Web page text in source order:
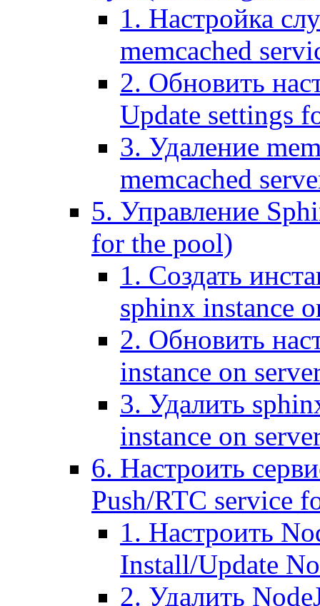
1. Настройка
memcached
2. Обновить
Update settings
3. Удаление
memcached
5. Управление
for the pool)
1. Создать
sphinx instance
2. Обновить
instance on
3. Удалить
instance on
6. Настроить
Push/RTC service
1. Настроить
Install/Update
2. Удалить